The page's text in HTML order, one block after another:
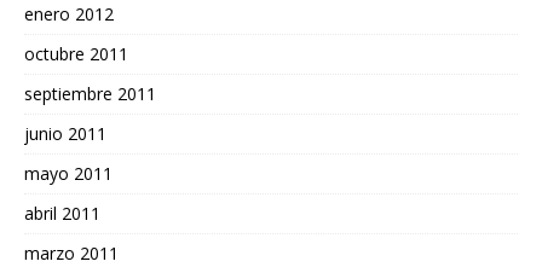
enero 2012
octubre 2011
septiembre 2011
junio 2011
mayo 2011
abril 2011
marzo 2011